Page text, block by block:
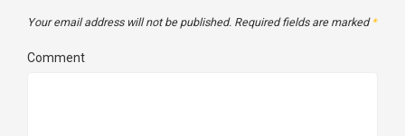
Your email address will not be published. Required fields are marked *
Comment